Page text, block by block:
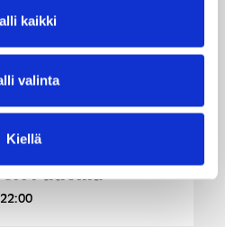
kaikki
valinta
Kiellä
Puuvilla